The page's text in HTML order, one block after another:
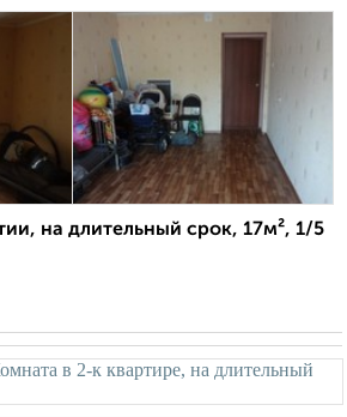
на длительный срок, 17м², 1/5